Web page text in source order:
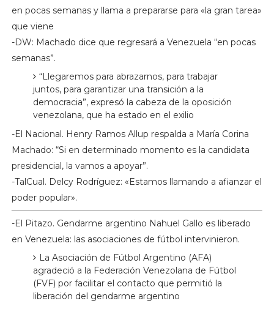
en pocas semanas y llama a prepararse para «la gran tarea»
que viene
-DW: Machado dice que regresará a Venezuela “en pocas
semanas”.
“Llegaremos para abrazarnos, para trabajar
juntos, para garantizar una transición a la
democracia”, expresó la cabeza de la oposición
venezolana, que ha estado en el exilio
-El Nacional. Henry Ramos Allup respalda a María Corina
Machado: “Si en determinado momento es la candidata
presidencial, la vamos a apoyar”.
-TalCual. Delcy Rodríguez: «Estamos llamando a afianzar el
poder popular».
-El Pitazo. Gendarme argentino Nahuel Gallo es liberado
en Venezuela: las asociaciones de fútbol intervinieron.
La Asociación de Fútbol Argentino (AFA)
agradeció a la Federación Venezolana de Fútbol
(FVF) por facilitar el contacto que permitió la
liberación del gendarme argentino